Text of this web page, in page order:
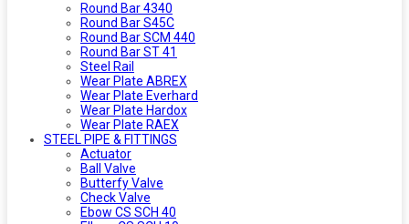
Round Bar 4340
Round Bar S45C
Round Bar SCM 440
Round Bar ST 41
Steel Rail
Wear Plate ABREX
Wear Plate Everhard
Wear Plate Hardox
Wear Plate RAEX
STEEL PIPE & FITTINGS
Actuator
Ball Valve
Butterfy Valve
Check Valve
Ebow CS SCH 40